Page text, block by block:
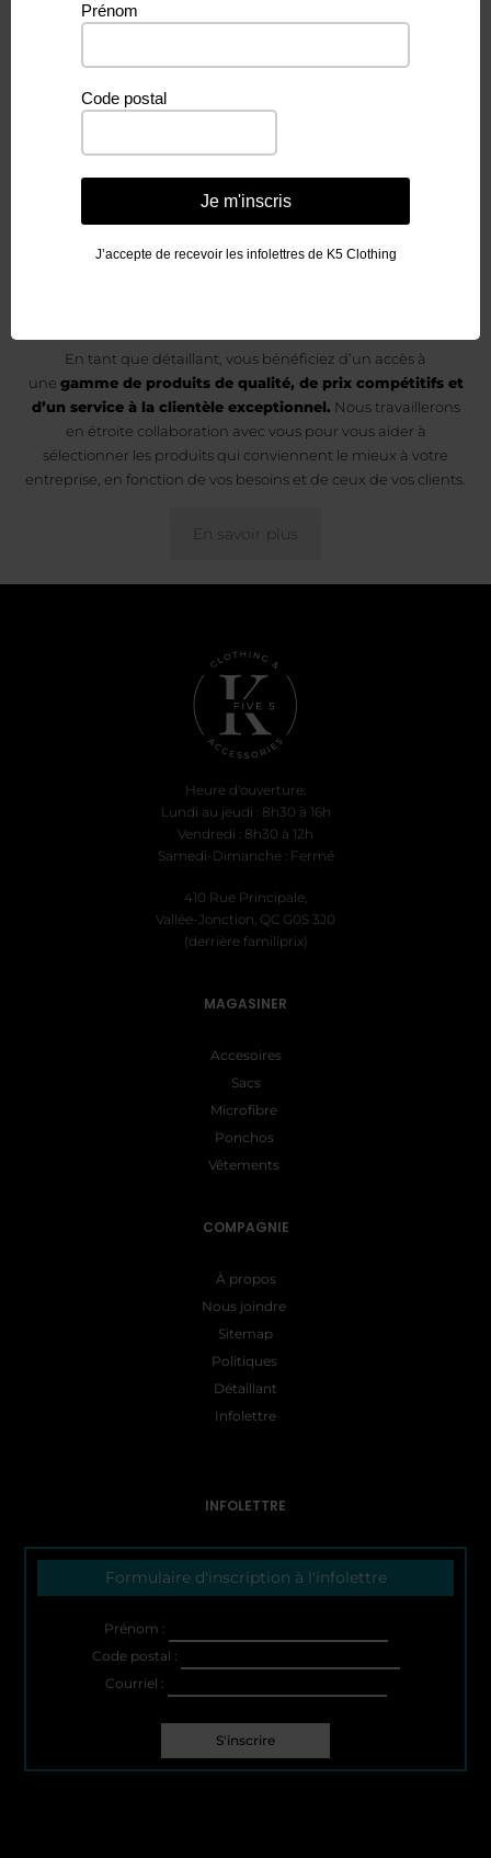
Vous aimeriez
devenir un
détaillant
de K5 Clothing &
Accessories?
En tant que détaillant, vous bénéficiez d’un accès à
une gamme de produits de qualité, de prix compétitifs et
d’un service à la clientèle exceptionnel. Nous travaillerons
en étroite collaboration avec vous pour vous aider à
sélectionner les produits qui conviennent le mieux à votre
entreprise, en fonction de vos besoins et de ceux de vos clients.
En savoir plus
Heure d'ouverture:
Lundi au jeudi : 8h30 à 16h
Vendredi : 8h30 à 12h
Samedi-Dimanche : Fermé
410 Rue Principale,
Vallée-Jonction, QC G0S 3J0
(derrière familiprix)
MAGASINER
Accesoires
Sacs
Microfibre
Ponchos
Vêtements
COMPAGNIE
À propos
Nous joindre
Sitemap
Politiques
Détaillant
Infolettre
INFOLETTRE
Formulaire d'inscription à l'infolettre
Prénom :
Code postal :
Courriel :
Prénom
Code postal
Je m'inscris
J’accepte de recevoir les infolettres de K5 Clothing